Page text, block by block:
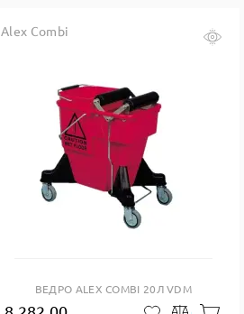
Alex Combi
Купить в один клик
ВЕДРО ALEX COMBI 20Л VDM